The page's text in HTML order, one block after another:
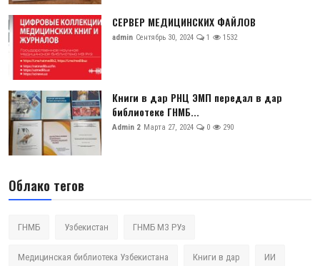
СЕРВЕР МЕДИЦИНСКИХ ФАЙЛОВ
admin Сентябрь 30, 2024 1 1532
Книги в дар РНЦ ЭМП передал в дар
библиотеке ГНМБ...
Admin 2 Марта 27, 2024 0 290
Облако тегов
ГНМБ Узбекистан ГНМБ МЗ РУз
Медицинская библиотека Узбекистана Книги в дар ИИ